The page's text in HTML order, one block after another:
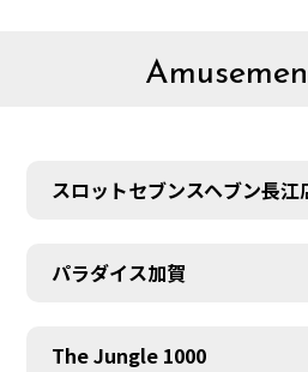
スロットセブンスヘブン長江
パラダイス加賀
The Jungle 1000